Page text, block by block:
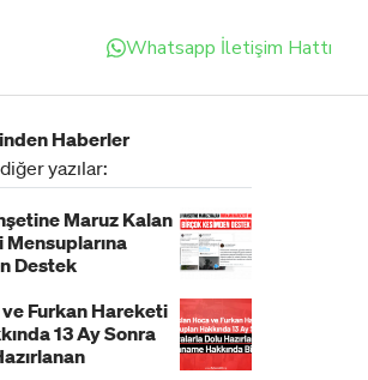
Whatsapp İletişim Hattı
Haberler
yazılar:
Maruz Kalan
Destek
Furkan Hareketi
13 Ay Sonra